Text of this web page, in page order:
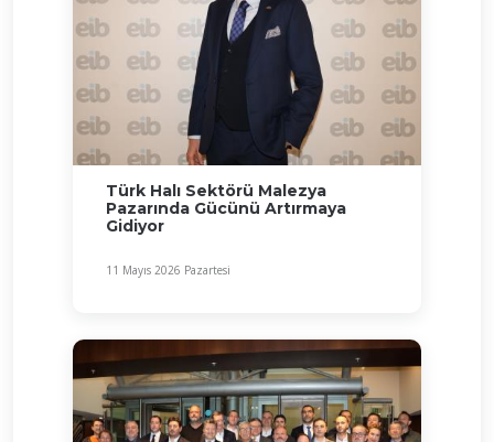
Türk Halı Sektörü Malezya
Pazarında Gücünü Artırmaya
Gidiyor
11 Mayıs 2026 Pazartesi